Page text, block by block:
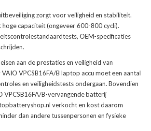
zorgt voor veiligheid en stabiliteit.
hoge capaciteit (ongeveer 600-800 cycli).
OEM-specificaties
aan de prestaties en veiligheid van
VAIO VPCSB16FA/B laptop accu moet een aantal
en veiligheidstests ondergaan. Bovendien
VPCSB16FA/B-vervangende batterij
verkocht en kost daarom
dan andere tussenpersonen en fysieke